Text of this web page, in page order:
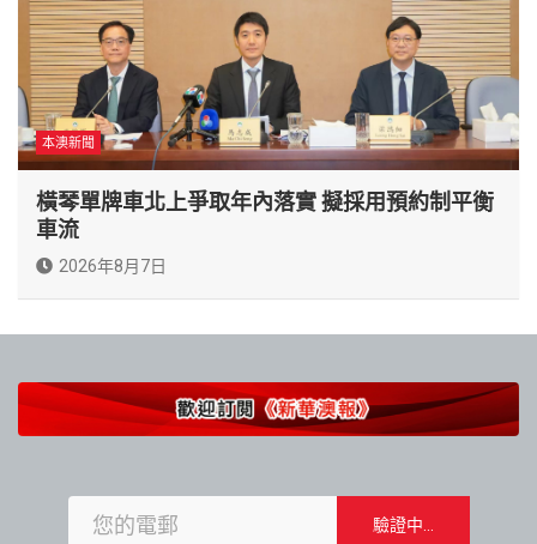
本澳新聞
橫琴單牌車北上爭取年內落實 擬採用預約制平衡
車流
2026年8月7日